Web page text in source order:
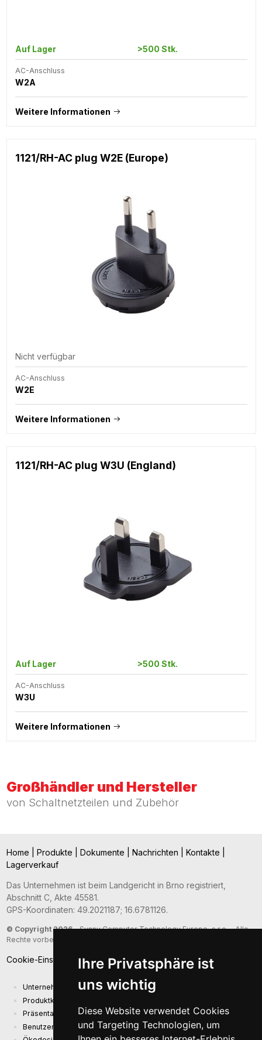
Ihre Privatsphäre ist
uns wichtig
Diese Website verwendet Cookies
und Targeting Technologien, um
Auf Lager >500 Stk.
AC-Anschluss
W2A
Weitere Informationen
1121/RH-AC plug W2E (Europe)
Nicht verfügbar
AC-Anschluss
W2E
Weitere Informationen
1121/RH-AC plug W3U (England)
Auf Lager >500 Stk.
AC-Anschluss
W3U
Weitere Informationen
Großhändler und Hersteller
von Schaltnetzteilen und Zubehör
Home Produkte Dokumente Nachrichten Kontakte
Lagerverkauf
Das Unternehmen ist beim Landgericht in Brno registriert,
Abschnitt C, Akte 45581.
GPS-Koordinaten: 49.2021187; 16.6781126.
© Copyright 2026- Sunny Computer Technology Europe, s.r.o. - Alle
Rechte vorbehalten
Cookie-Einstellungen
Unternehmenspräsentation
Produktkatalog
Präsentationskatalog
Benutzerhandbuch und Sicherheitsinformationen